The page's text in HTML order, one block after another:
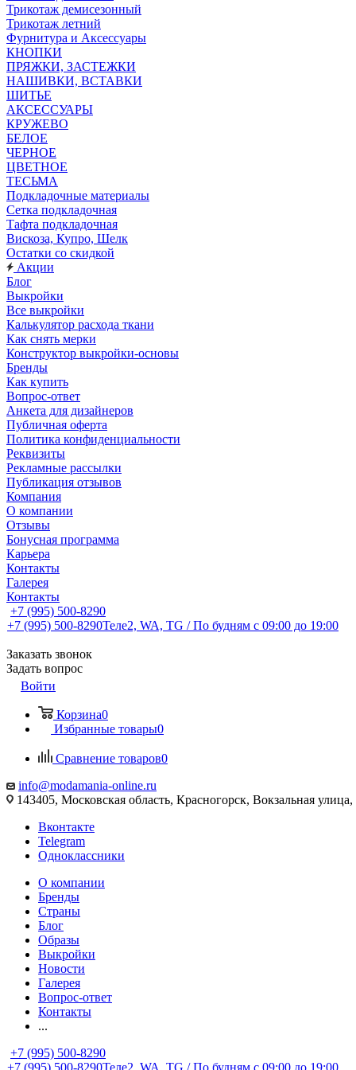
Трикотаж демисезонный
Трикотаж летний
Фурнитура и Аксессуары
КНОПКИ
ПРЯЖКИ, ЗАСТЕЖКИ
НАШИВКИ, ВСТАВКИ
ШИТЬЕ
АКСЕССУАРЫ
КРУЖЕВО
БЕЛОЕ
ЧЕРНОЕ
ЦВЕТНОЕ
ТЕСЬМА
Подкладочные материалы
Сетка подкладочная
Тафта подкладочная
Вискоза, Купро, Шелк
Остатки со скидкой
Акции
Блог
Выкройки
Все выкройки
Калькулятор расхода ткани
Как снять мерки
Конструктор выкройки-основы
Бренды
Как купить
Вопрос-ответ
Анкета для дизайнеров
Публичная оферта
Политика конфиденциальности
Реквизиты
Рекламные рассылки
Публикация отзывов
Компания
О компании
Отзывы
Бонусная программа
Карьера
Контакты
Галерея
Контакты
+7 (995) 500-8290
+7 (995) 500-8290Теле2, WA, TG / По будням c 09:00 до 19:00
Заказать звонок
Задать вопрос
Войти
Корзина0
Избранные товары0
Сравнение товаров0
info@modamania-online.ru
143405, Московская область, Красногорск, Вокзальная
Вконтакте
Telegram
Одноклассники
О компании
Бренды
Страны
Блог
Образы
Выкройки
Новости
Галерея
Вопрос-ответ
Контакты
...
+7 (995) 500-8290
+7 (995) 500-8290Теле2, WA, TG / По будням c 09:00 до 19:00